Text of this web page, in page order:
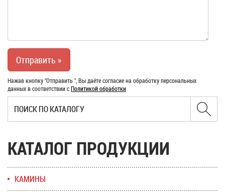
Нажав кнопку "Отправить ", Вы даёте согласие на обработку персональных
данных в соответствии сПолитикой обработки
КАТАЛОГ ПРОДУКЦИИ
КАМИНЫ